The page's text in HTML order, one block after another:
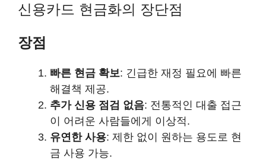
신용카드 현금화의 장단점
장점
빠른 현금 확보: 긴급한 재정 필요에 빠른
해결책 제공.
추가 신용 점검 없음: 전통적인 대출 접근
이 어려운 사람들에게 이상적.
유연한 사용: 제한 없이 원하는 용도로 현
금 사용 가능.